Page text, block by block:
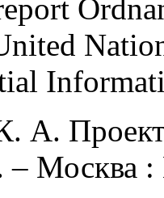
А.
Москва